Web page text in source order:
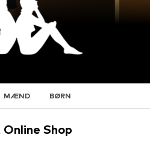
MÆND BØRN
Online Shop